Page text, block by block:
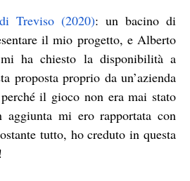
Treviso (2020): un bacino di
il mio progetto, e Alberto
ha chiesto la disponibilità a
proposta proprio da un’azienda
il gioco non era mai stato
mi ero rapportata con
tutto, ho creduto in questa